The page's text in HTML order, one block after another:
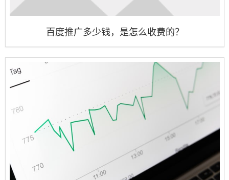
百度推广多少钱，是怎么收费的？